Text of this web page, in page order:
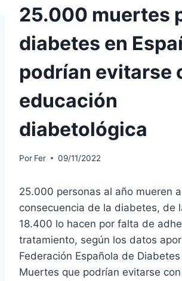
25.000 muertes
diabetes en
podrían evitarse
educación
diabetológica
Por Fer 09/11/2022
25.000 personas al año mueren a
consecuencia de la diabetes, de
18.400 lo hacen por falta de
tratamiento, según los datos
Federación Española de Diabetes
Muertes que podrían evitarse